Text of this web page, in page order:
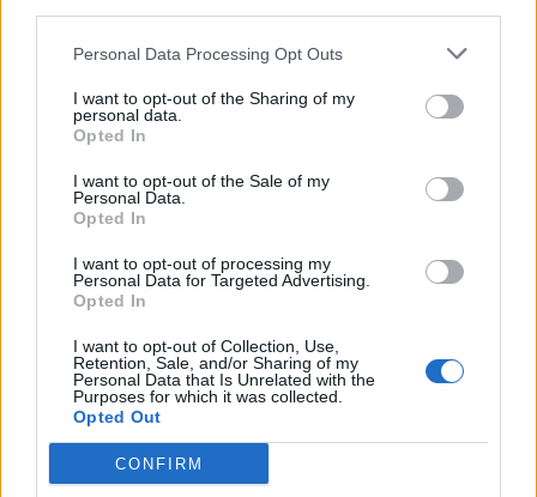
Personal Data Processing Opt Outs
I want to opt-out of the Sharing of my
personal data.
Opted In
I want to opt-out of the Sale of my
Personal Data.
Opted In
I want to opt-out of processing my
Personal Data for Targeted Advertising.
Opted In
I want to opt-out of Collection, Use,
Retention, Sale, and/or Sharing of my
Personal Data that Is Unrelated with the
Purposes for which it was collected.
Opted Out
CONFIRM
todennäköisyydet draftin
arvontaan!
mukaan Suomen joukkueeseen
LIITTYVÄT ARTIKKELIT
Leijonat julkisti ketjut Sveitsi-peliin –
Aleksander Barkov tekee paluun
Venäläisveskari sekosi Suomen 2.
divisioonassa – sai samasta tilanteesta
50 jäähyminuuttia
Kanada – USA klo 15:10 – näin katsot
ottelun ilmaiseksi TV:stä